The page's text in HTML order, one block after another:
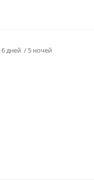
6 дней / 5 ночей